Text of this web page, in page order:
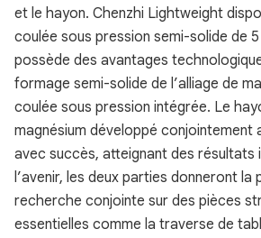
et le hayon. Chenzhi Lightweight
coulée sous pression semi-solide de
possède des avantages
formage semi-solide de l’alliage de
coulée sous pression intégrée. Le
magnésium développé conjointement
avec succès, atteignant des résultats
l’avenir, les deux parties donneront la
recherche conjointe sur des pièces
essentielles comme la traverse de